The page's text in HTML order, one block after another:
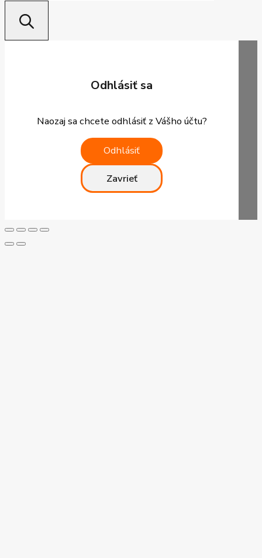
Odhlásiť sa
Naozaj sa chcete odhlásiť z Vášho účtu?
Odhlásiť
Zavrieť